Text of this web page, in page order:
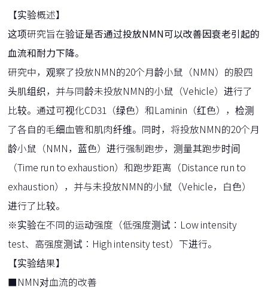
【实验概述】
这项研究旨在验证是否通过投放NMN可以改善因衰老引起的
血流和耐力下降。
研究中，观察了投放NMN的20个月龄小鼠（NMN）的股四
头肌组织，并与同龄未投放NMN的小鼠（Vehicle）进行了
比较。通过可视化CD31（绿色）和Laminin（红色），检测
了各自的毛细血管和肌肉纤维。同时，将投放NMN的20个月
龄小鼠（NMN，蓝色）进行强制跑步，测量其跑步时间
（Time run to exhaustion）和跑步距离（Distance run to
exhaustion），并与未投放NMN的小鼠（Vehicle，白色）
进行了比较。
※实验在不同的运动强度（低强度测试：Low intensity
test、高强度测试：High intensity test）下进行。
【实验结果】
■NMN对血流的改善